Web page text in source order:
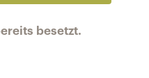
besetzt.